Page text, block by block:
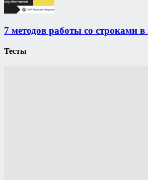
7 методов работы со строками
Тесты